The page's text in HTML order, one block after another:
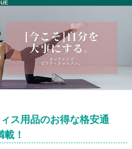
ス用品のお得な格安通
！